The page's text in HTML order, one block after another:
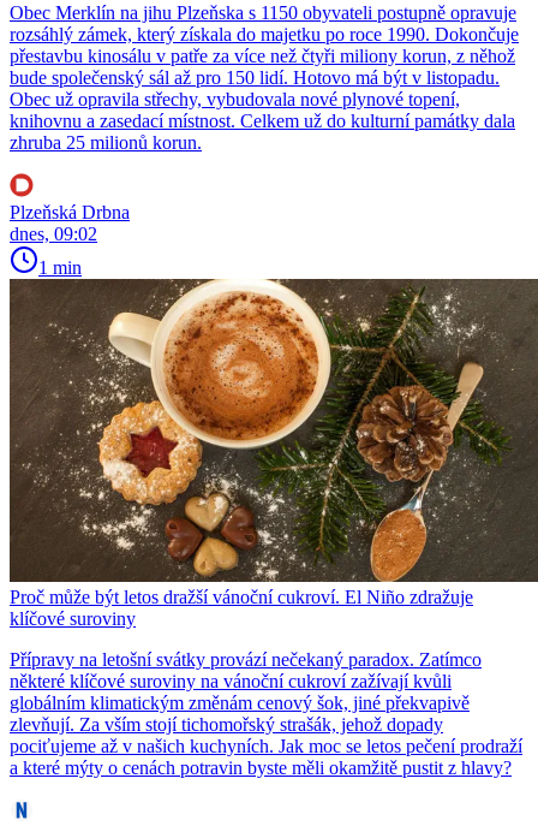
Obec Merklín na jihu Plzeňska s 1150 obyvateli postupně opravuje
rozsáhlý zámek, který získala do majetku po roce 1990. Dokončuje
přestavbu kinosálu v patře za více než čtyři miliony korun, z něhož
bude společenský sál až pro 150 lidí. Hotovo má být v listopadu.
Obec už opravila střechy, vybudovala nové plynové topení,
knihovnu a zasedací místnost. Celkem už do kulturní památky dala
zhruba 25 milionů korun.
Plzeňská Drbna
dnes, 09:02
1 min
Proč může být letos dražší vánoční cukroví. El Niño zdražuje
klíčové suroviny
Přípravy na letošní svátky provází nečekaný paradox. Zatímco
některé klíčové suroviny na vánoční cukroví zažívají kvůli
globálním klimatickým změnám cenový šok, jiné překvapivě
zlevňují. Za vším stojí tichomořský strašák, jehož dopady
pociťujeme až v našich kuchyních. Jak moc se letos pečení prodraží
a které mýty o cenách potravin byste měli okamžitě pustit z hlavy?